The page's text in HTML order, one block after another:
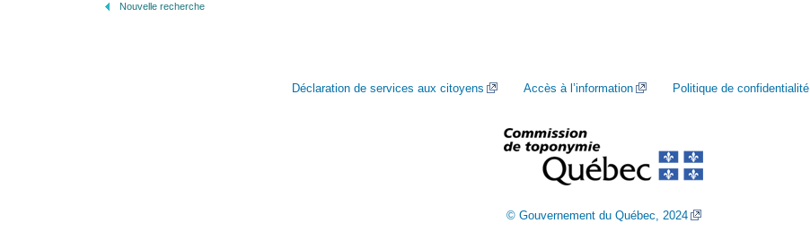
Nouvelle recherche
Déclaration de services aux citoyens Accès à l’information Politique de confidentialité
© Gouvernement du Québec, 2024